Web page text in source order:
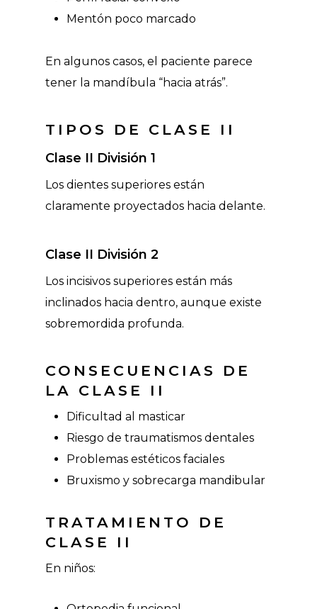
Mentón poco marcado
En algunos casos, el paciente parece
tener la mandíbula “hacia atrás”.
TIPOS DE CLASE II
Clase II División 1
Los dientes superiores están
claramente proyectados hacia delante.
Clase II División 2
Los incisivos superiores están más
inclinados hacia dentro, aunque existe
sobremordida profunda.
CONSECUENCIAS DE
LA CLASE II
Dificultad al masticar
Riesgo de traumatismos dentales
Problemas estéticos faciales
Bruxismo y sobrecarga mandibular
TRATAMIENTO DE
CLASE II
En niños: